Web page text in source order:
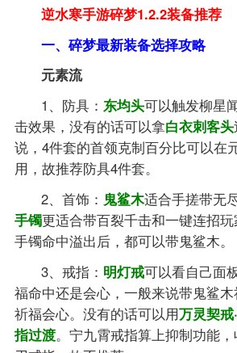
逆水寒手游碎梦1.2.2装备推荐
一、碎梦最新装备选择攻略
元素流
1、防具：东均头可以触发柳星
击效果，没有的话可以拿白衣刺客头
说，4件套的首领克制百分比可以在
用，故推荐防具4件套。
2、首饰： 鬼鲨木适合手搓带无
手镯更适合带百裂千击和一键连招
手镯命中溢出后，都可以带鬼鲨木。
3、戒指： 明灯戒可以看自己面
福命中还是会心，一般来说带鬼鲨
祈福会心。没有的话可以用万灵契戒
指过渡。宁九霄戒指算上抑制功能